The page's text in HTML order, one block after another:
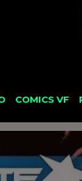
COMICS VF